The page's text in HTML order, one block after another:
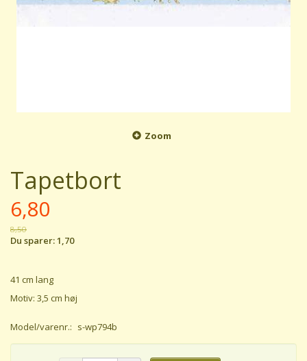
Zoom
Tapetbort
6,80
8,50
Du sparer:1,70
41 cm lang
Motiv: 3,5 cm høj
Model/varenr.: s-wp794b